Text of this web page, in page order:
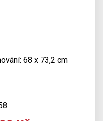
68 x 73,2 cm